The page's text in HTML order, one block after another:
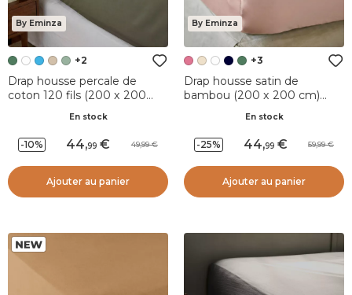
By Eminza
+2
Drap housse percale de
coton 120 fils (200 x 200
En stock
-10% 44,99 49,99
Ajouter au panier
By Eminza
+3
Drap housse satin de
bambou (200 x 200 cm)
En stock
-25% 44,99 59,99
Ajouter au panier